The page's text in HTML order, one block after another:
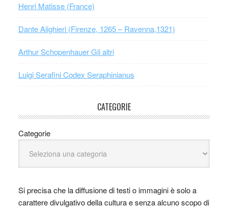
Henri Matisse (France)
Dante Alighieri (Firenze, 1265 – Ravenna,1321)
Arthur Schopenhauer Gli altri
Luigi Serafini Codex Seraphinianus
CATEGORIE
Categorie
Si precisa che la diffusione di testi o immagini è solo a
carattere divulgativo della cultura e senza alcuno scopo di